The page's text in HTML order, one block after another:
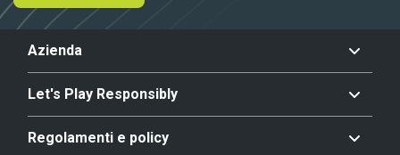
Azienda
Let's Play Responsibly
Regolamenti e policy